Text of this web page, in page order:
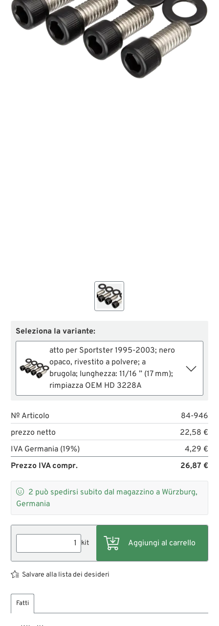
Seleziona la variante:
atto per Sportster 1995-2003; nero
opaco, rivestito a polvere; a
brugola; lunghezza: 11/16 ” (17 mm);
rimpiazza OEM HD 3228A
№ Articolo
84-946
prezzo netto
22,58 €
IVA Germania (19%)
4,29 €
Prezzo IVA compr.
26,87 €
 2 può spedirsi subito dal magazzino a Würzburg,
Germania
kit
Salvare alla lista dei desideri
Fatti